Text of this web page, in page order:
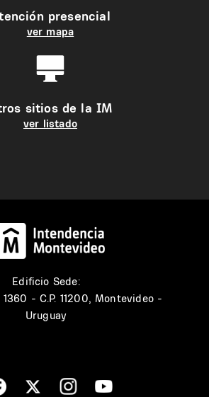
presencial
ver mapa
sitios de la IM
ver listado
Edificio Sede:
1360 - C.P. 11200, Montevideo -
Uruguay